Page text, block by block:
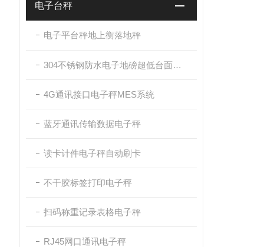
电子台秤
电子平台秤地上衡落地秤
304不锈钢防水电子地磅超低台面带斜坡
4G通讯接口电子秤MES系统
蓝牙通讯传输数据电子秤
读卡计件电子秤自动刷卡
不干胶标签打印电子秤
扫码称重记录表格电子秤
RJ45网口通讯电子秤